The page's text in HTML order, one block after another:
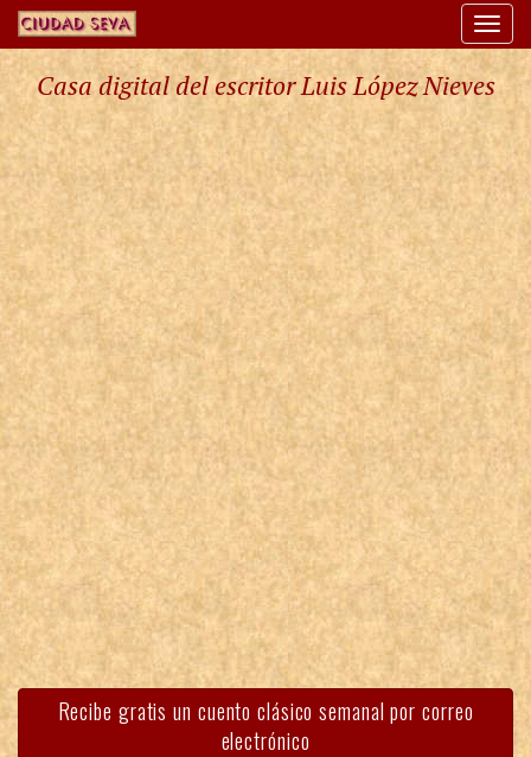
Casa digital del escritor Luis López Nieves
Recibe gratis un cuento clásico semanal por correo
electrónico